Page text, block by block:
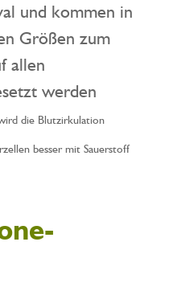
und kommen in
Größen zum
allen
werden
die Blutzirkulation
besser mit Sauerstoff